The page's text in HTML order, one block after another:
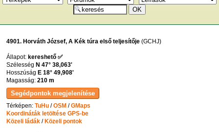
4901. Horváth József, A Kék túra első teljesítője (GCHJ)
Állapot: kereshető ✅
Szélesség N 47° 38,063'
Hosszúság E 18° 49,908'
Magasság:210 m
Térképen:TuHu /OSM /GMaps
Koordináták letöltése GPS-be
Közeli ládák /Közeli pontok